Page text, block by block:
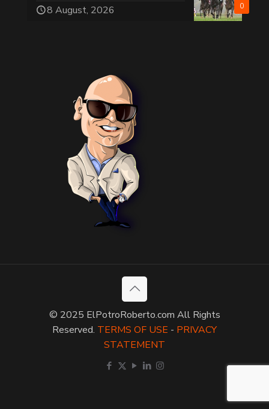
0
8 August, 2026
© 2025 ElPotroRoberto.com All Rights
Reserved. TERMS OF USE - PRIVACY
STATEMENT